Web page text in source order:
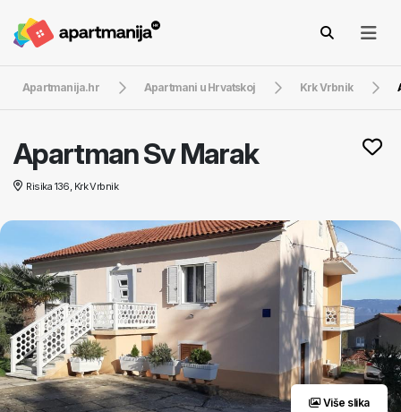
Apartmanija.hr Apartmani u Hrvatskoj Krk Vrbnik
Apartman Sv Marak
Risika 136, Krk Vrbnik
Više slika